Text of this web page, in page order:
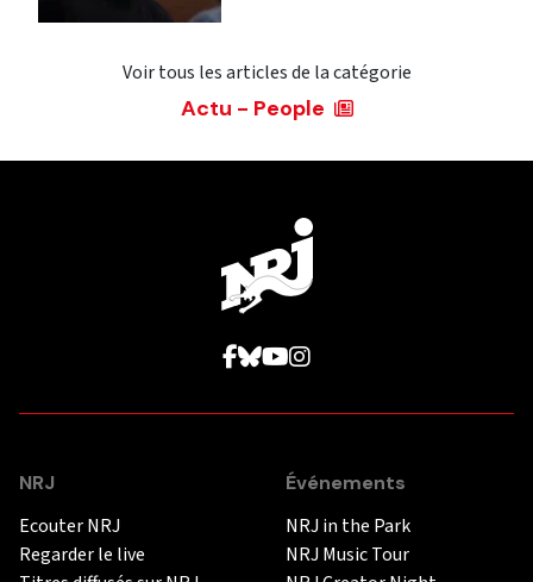
Voir tous les articles de la catégorie
Actu - People
NRJ
Ecouter NRJ
Regarder le live
Événements
NRJ in the Park
NRJ Music Tour